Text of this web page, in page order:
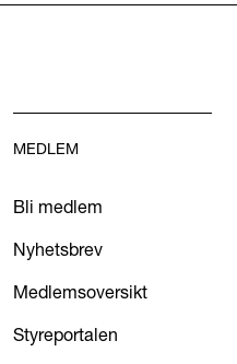
MEDLEM
Bli medlem
Nyhetsbrev
Medlemsoversikt
Styreportalen